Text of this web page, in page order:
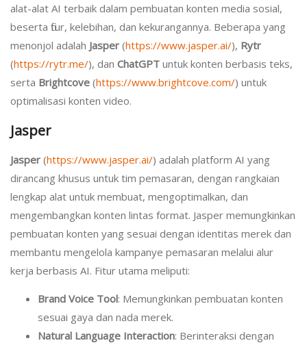
alat-alat AI terbaik dalam pembuatan konten media sosial,
beserta fitur, kelebihan, dan kekurangannya. Beberapa yang
menonjol adalah Jasper (https://www.jasper.ai/), Rytr
(https://rytr.me/), dan ChatGPT untuk konten berbasis teks,
serta Brightcove (https://www.brightcove.com/) untuk
optimalisasi konten video.
Jasper
Jasper (https://www.jasper.ai/) adalah platform AI yang
dirancang khusus untuk tim pemasaran, dengan rangkaian
lengkap alat untuk membuat, mengoptimalkan, dan
mengembangkan konten lintas format. Jasper memungkinkan
pembuatan konten yang sesuai dengan identitas merek dan
membantu mengelola kampanye pemasaran melalui alur
kerja berbasis AI. Fitur utama meliputi:
Brand Voice Tool: Memungkinkan pembuatan konten
sesuai gaya dan nada merek.
Natural Language Interaction: Berinteraksi dengan